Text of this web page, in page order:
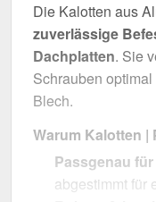
Die Kalotten aus
zuverlässige
Dachplatten. Sie
Schrauben
Blech.
Warum Kalotten |
Passgenau
abgestimmt für